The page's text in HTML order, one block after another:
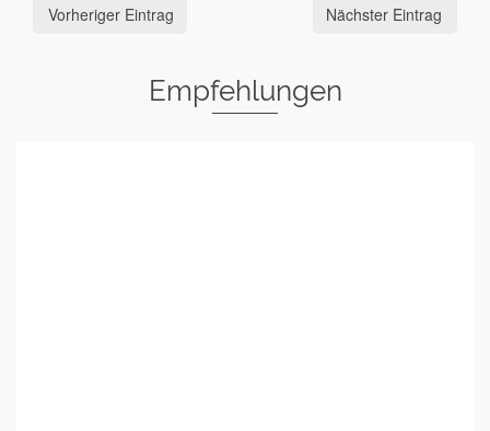
Vorheriger Eintrag Nächster Eintrag
Empfehlungen